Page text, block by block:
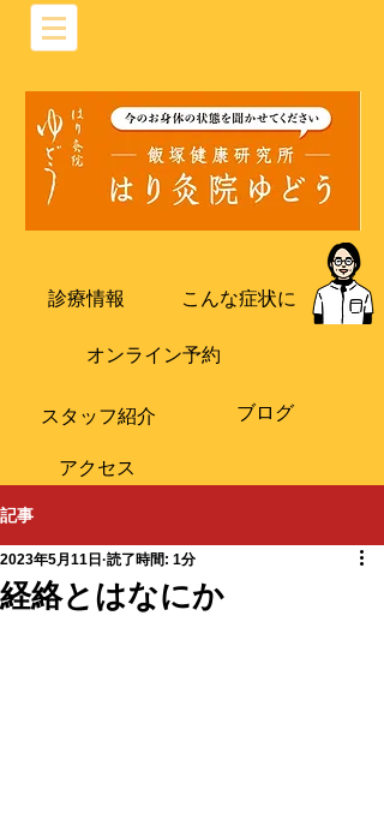
診療情報 こんな症状に
オンライン予約
​スタッフ紹介 ブログ
​アクセス
記事
経絡とはなにか
2023年5月11日 読了時間: 1分